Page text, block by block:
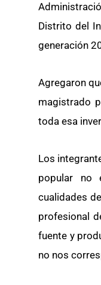
Distrito del
generación
Agregaron
magistrado
toda esa
Los
popular no
cualidades
profesional
fuente y
no nos